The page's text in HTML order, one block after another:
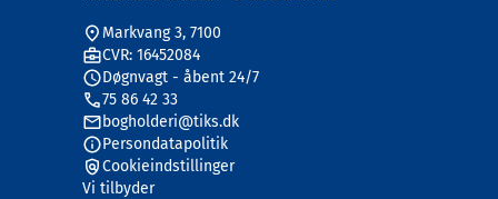
Markvang 3, 7100
CVR: 16452084
Døgnvagt - åbent 24/7
75 86 42 33
bogholderi@tiks.dk
Persondatapolitik
Cookieindstillinger
Vi tilbyder